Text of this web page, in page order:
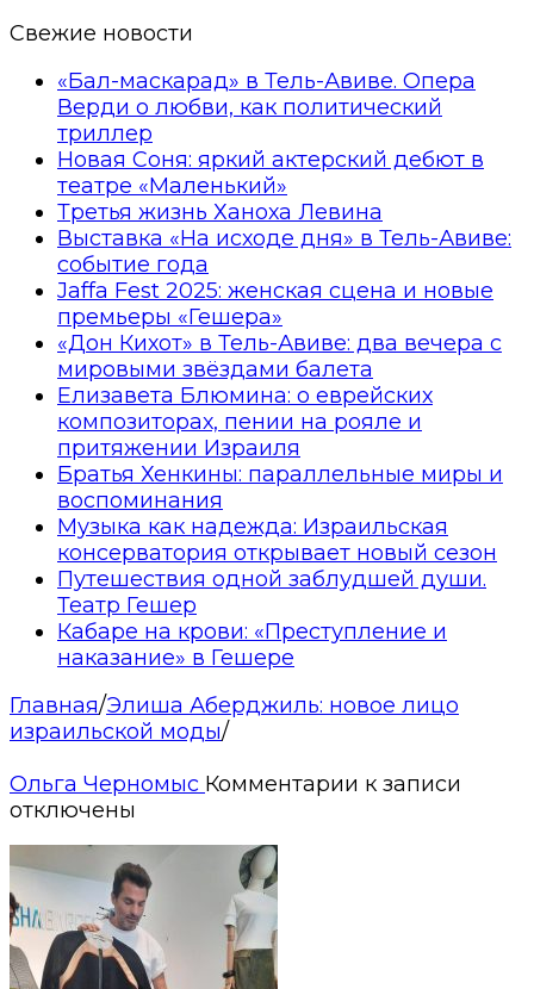
Свежие новости
«Бал-маскарад» в Тель-Авиве. Опера
Верди о любви, как политический
триллер
Новая Соня: яркий актерский дебют в
театре «Маленький»
Третья жизнь Ханоха Левина
Выставка «На исходе дня» в Тель-Авиве:
событие года
Jaffa Fest 2025: женская сцена и новые
премьеры «Гешера»
«Дон Кихот» в Тель-Авиве: два вечера с
мировыми звёздами балета
Елизавета Блюмина: о еврейских
композиторах, пении на рояле и
притяжении Израиля
Братья Хенкины: параллельные миры и
воспоминания
Музыка как надежда: Израильская
консерватория открывает новый сезон
Путешествия одной заблудшей души.
Театр Гешер
Кабаре на крови: «Преступление и
наказание» в Гешере
Главная/Элиша Аберджиль: новое лицо
израильской моды/
Ольга Черномыс Комментарии к записи
отключены